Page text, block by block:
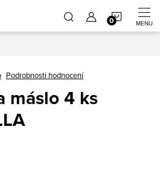
Podrobnosti hodnocení
máslo 4 ks